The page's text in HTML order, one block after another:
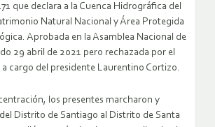
que declara a la Cuenca Hidrográfica del
Natural Nacional y Área Protegida
Aprobada en la Asamblea Nacional de
29 abril de 2021 pero rechazada por el
cargo del presidente Laurentino Cortizo.
los presentes marcharon y
Distrito de Santiago al Distrito de Santa